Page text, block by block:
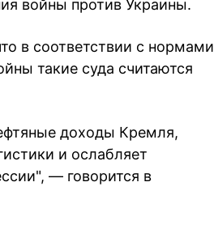
войны против Украины.
в соответствии с нормами
такие суда считаются
доходы Кремля,
и ослабляет
— говорится в